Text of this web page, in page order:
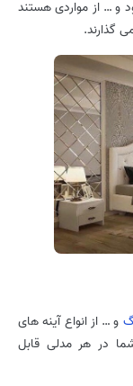
و … از مواردی هستند
گذارند.
و … از انواع آینه های
در هر مدلی قابل